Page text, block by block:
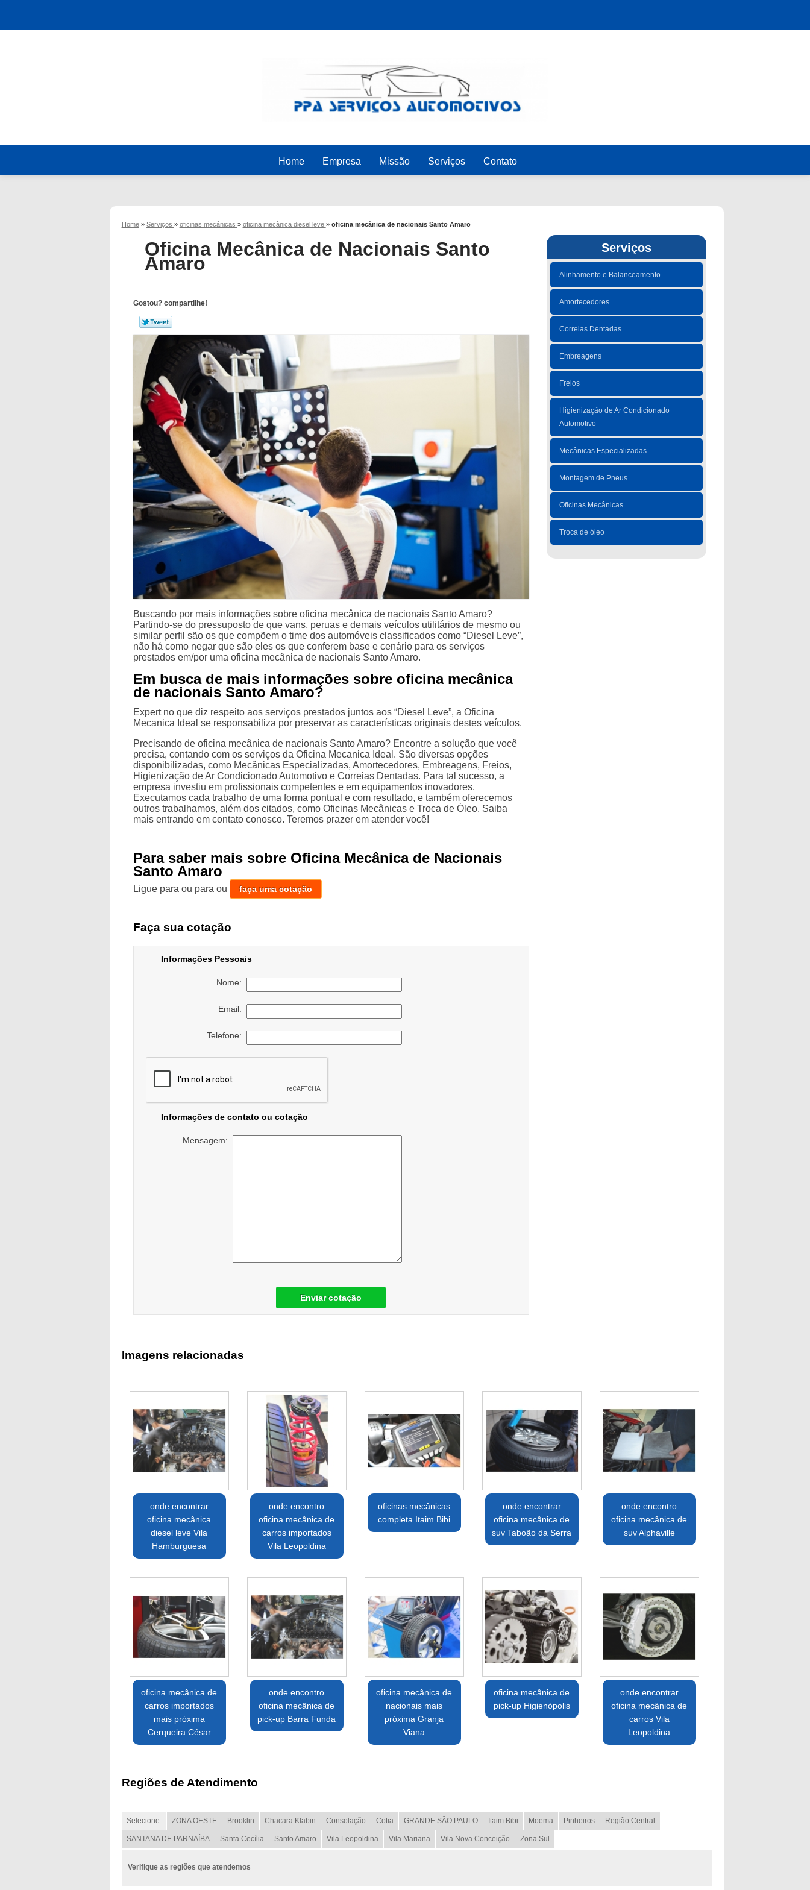
Home Empresa Missão Serviços Contato
Home » Serviços » oficinas mecânicas » oficina mecânica diesel leve » oficina mecânica de nacionais Santo Amaro
Serviços
Alinhamento e Balanceamento
Amortecedores
Correias Dentadas
Embreagens
Freios
Higienização de Ar Condicionado
Automotivo
Mecânicas Especializadas
Montagem de Pneus
Oficinas Mecânicas
Troca de óleo
Oficina Mecânica de Nacionais Santo
Amaro
Gostou? compartilhe!
Buscando por mais informações sobre oficina mecânica de nacionais Santo Amaro?
Partindo-se do pressuposto de que vans, peruas e demais veículos utilitários de mesmo ou
similar perfil são os que compõem o time dos automóveis classificados como “Diesel Leve”,
não há como negar que são eles os que conferem base e cenário para os serviços
prestados em/por uma oficina mecânica de nacionais Santo Amaro.
Em busca de mais informações sobre oficina mecânica
de nacionais Santo Amaro?
Expert no que diz respeito aos serviços prestados juntos aos “Diesel Leve”, a Oficina
Mecanica Ideal se responsabiliza por preservar as características originais destes veículos.
Precisando de oficina mecânica de nacionais Santo Amaro? Encontre a solução que você
precisa, contando com os serviços da Oficina Mecanica Ideal. São diversas opções
disponibilizadas, como Mecânicas Especializadas, Amortecedores, Embreagens, Freios,
Higienização de Ar Condicionado Automotivo e Correias Dentadas. Para tal sucesso, a
empresa investiu em profissionais competentes e em equipamentos inovadores.
Executamos cada trabalho de uma forma pontual e com resultado, e também oferecemos
outros trabalhamos, além dos citados, como Oficinas Mecânicas e Troca de Óleo. Saiba
mais entrando em contato conosco. Teremos prazer em atender você!
Para saber mais sobre Oficina Mecânica de Nacionais
Santo Amaro
Ligue paraou paraou faça uma cotação
Faça sua cotação
Informações Pessoais
Nome:
Email:
Telefone:
Informações de contato ou cotação
Mensagem:
Enviar cotação
Imagens relacionadas
onde encontrar
oficina mecânica
diesel leve Vila
Hamburguesa
onde encontro
oficina mecânica de
carros importados
Vila Leopoldina
oficinas mecânicas
completa Itaim Bibi
onde encontrar
oficina mecânica de
suv Taboão da Serra
onde encontro
oficina mecânica de
suv Alphaville
oficina mecânica de
carros importados
mais próxima
Cerqueira César
onde encontro
oficina mecânica de
pick-up Barra Funda
oficina mecânica de
nacionais mais
próxima Granja
Viana
oficina mecânica de
pick-up Higienópolis
onde encontrar
oficina mecânica de
carros Vila
Leopoldina
Regiões de Atendimento
Selecione: ZONA OESTE Brooklin Chacara Klabin Consolação Cotia GRANDE SÃO PAULO Itaim Bibi Moema Pinheiros Região Central
SANTANA DE PARNAÍBA Santa Cecília Santo Amaro Vila Leopoldina Vila Mariana Vila Nova Conceição Zona Sul
Verifique as regiões que atendemos